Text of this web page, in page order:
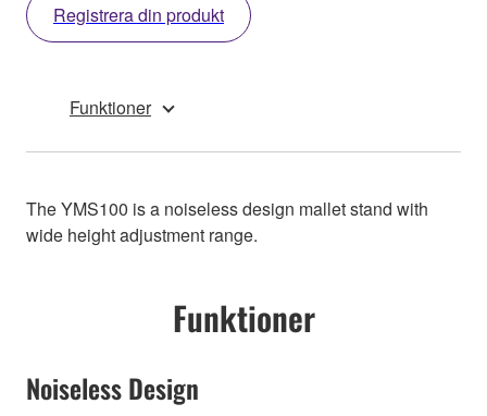
Registrera din produkt
Funktioner
The YMS100 is a noiseless design mallet stand with
wide height adjustment range.
Funktioner
Noiseless Design